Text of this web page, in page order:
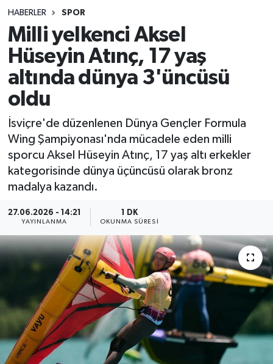
HABERLER SPOR
Milli yelkenci Aksel
Hüseyin Atınç, 17 yaş
altında dünya 3'üncüsü
oldu
İsviçre'de düzenlenen Dünya Gençler Formula
Wing Şampiyonası'nda mücadele eden milli
sporcu Aksel Hüseyin Atınç, 17 yaş altı erkekler
kategorisinde dünya üçüncüsü olarak bronz
madalya kazandı.
27.06.2026 - 14:21
YAYINLANMA
1 DK
OKUNMA SÜRESI
Spor
Teknoloji